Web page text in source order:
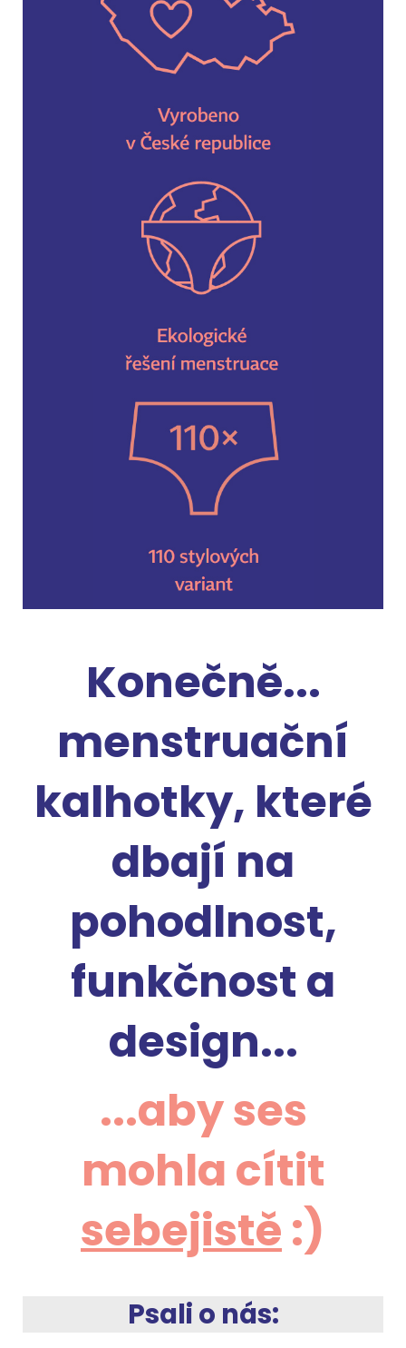
Konečně...
menstruační
kalhotky, které
dbají na
pohodlnost,
funkčnost a
design...
...aby ses
mohla cítit
sebejistě:)
Psali o nás: